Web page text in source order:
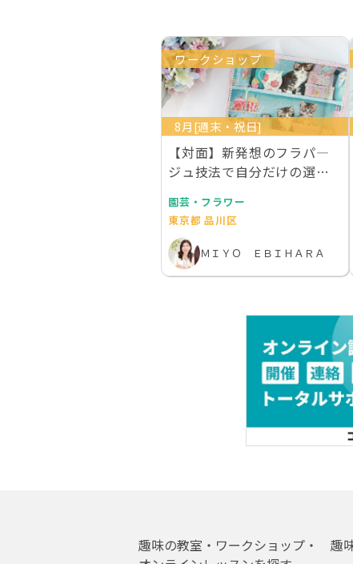
ワークショップ
8月[週末・祝日]
【対面】新発想のフラパ―
ジュ技法で自分だけの選ん
園芸・フラワー
東京都 品川区
ＭＩＹＯ ＥＢＩＨＡＲＡ
趣味の教室・ワークショップ・
趣